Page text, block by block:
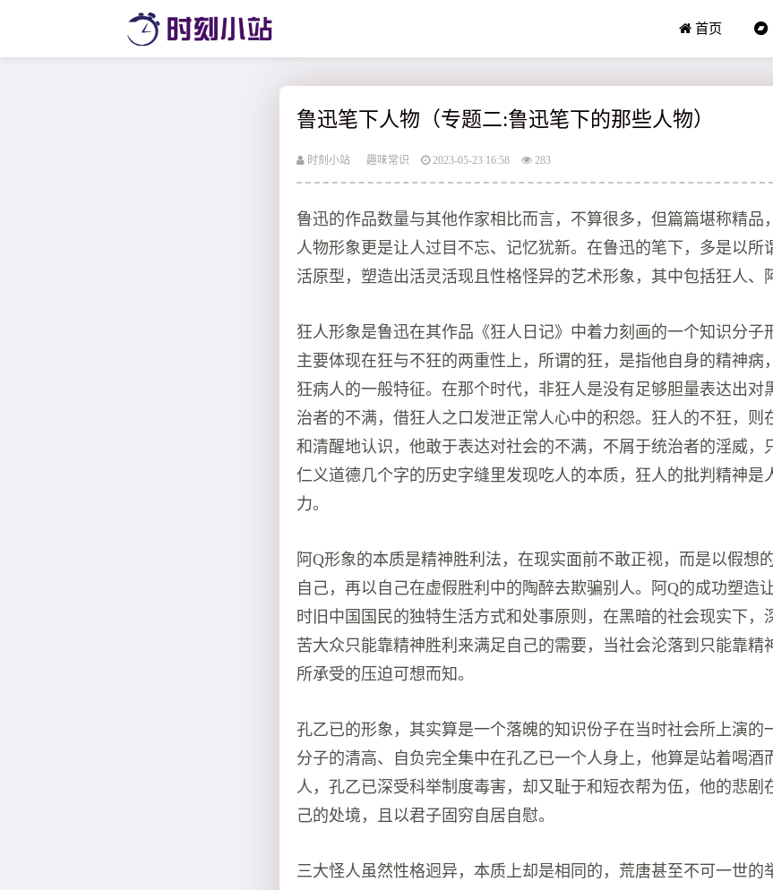
首页
鲁迅笔下人物（专题二:鲁迅笔下的那些人物）
时刻小站 趣味常识 2023-05-23 16:58 283
鲁迅的作品数量与其他作家相比而言，不算很多，但篇篇堪称精品
人物形象更是让人过目不忘、记忆犹新。在鲁迅的笔下，多是以所
活原型，塑造出活灵活现且性格怪异的艺术形象，其中包括狂人、
狂人形象是鲁迅在其作品《狂人日记》中着力刻画的一个知识分子
主要体现在狂与不狂的两重性上，所谓的狂，是指他自身的精神病
狂病人的一般特征。在那个时代，非狂人是没有足够胆量表达出对
治者的不满，借狂人之口发泄正常人心中的积怨。狂人的不狂，则
和清醒地认识，他敢于表达对社会的不满，不屑于统治者的淫威，
仁义道德几个字的历史字缝里发现吃人的本质，狂人的批判精神是
力。
阿Q形象的本质是精神胜利法，在现实面前不敢正视，而是以假想
自己，再以自己在虚假胜利中的陶醉去欺骗别人。阿Q的成功塑造
时旧中国国民的独特生活方式和处事原则，在黑暗的社会现实下，
苦大众只能靠精神胜利来满足自己的需要，当社会沦落到只能靠精
所承受的压迫可想而知。
孔乙已的形象，其实算是一个落魄的知识份子在当时社会所上演的
分子的清高、自负完全集中在孔乙已一个人身上，他算是站着喝酒
人，孔乙已深受科举制度毒害，却又耻于和短衣帮为伍，他的悲剧
己的处境，且以君子固穷自居自慰。
三大怪人虽然性格迥异，本质上却是相同的，荒唐甚至不可一世的